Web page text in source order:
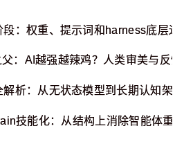
：权重、提示词和harness底层逻辑
：AI越强越辣鸡？人类审美与反馈
解析：从无状态模型到长期认知架构
技能化：从结构上消除智能体重复